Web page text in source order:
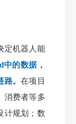
机器人能
中的数据，
路。在项目
消费者等多
计规划；数